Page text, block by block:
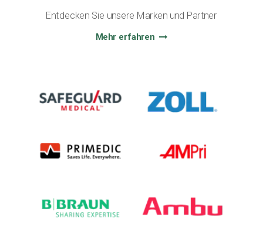
Entdecken Sie unsere Marken und Partner
Mehr erfahren